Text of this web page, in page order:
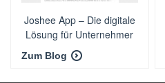
Joshee App – Die digitale
Lösung für Unternehmer
& Facility Manager"
Zum Blog